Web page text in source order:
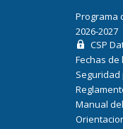
Programa
2026-2027
CSP
Fechas
Seguridad
Manual